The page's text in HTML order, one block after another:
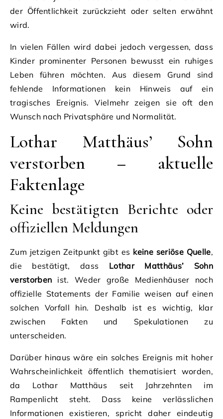
der Öffentlichkeit zurückzieht oder selten erwähnt
wird.
In vielen Fällen wird dabei jedoch vergessen, dass
Kinder prominenter Personen bewusst ein ruhiges
Leben führen möchten. Aus diesem Grund sind
fehlende Informationen kein Hinweis auf ein
tragisches Ereignis. Vielmehr zeigen sie oft den
Wunsch nach Privatsphäre und Normalität.
Lothar Matthäus’ Sohn
verstorben – aktuelle
Faktenlage
Keine bestätigten Berichte oder
offiziellen Meldungen
Zum jetzigen Zeitpunkt gibt es keine seriöse Quelle,
die bestätigt, dass Lothar Matthäus’ Sohn
verstorben ist. Weder große Medienhäuser noch
offizielle Statements der Familie weisen auf einen
solchen Vorfall hin. Deshalb ist es wichtig, klar
zwischen Fakten und Spekulationen zu
unterscheiden.
Darüber hinaus wäre ein solches Ereignis mit hoher
Wahrscheinlichkeit öffentlich thematisiert worden,
da Lothar Matthäus seit Jahrzehnten im
Rampenlicht steht. Dass keine verlässlichen
Informationen existieren, spricht daher eindeutig